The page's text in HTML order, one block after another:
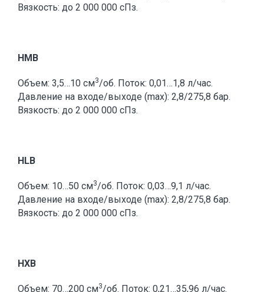
Вязкость: до 2 000 000 сПз.
HMB
Объем: 3,5…10 см3/об. Поток: 0,01…1,8 л/час.
Давление на входе/выходе (max): 2,8/275,8 бар.
Вязкость: до 2 000 000 сПз.
HLB
Объем: 10…50 см3/об. Поток: 0,03…9,1 л/час.
Давление на входе/выходе (max): 2,8/275,8 бар.
Вязкость: до 2 000 000 сПз.
HXB
Объем: 70…200 см3/об. Поток: 0,21…35,96 л/час.